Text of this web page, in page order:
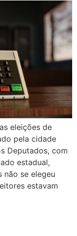
eleições de
pela cidade
Deputados, com
estadual,
se elegeu
estavam